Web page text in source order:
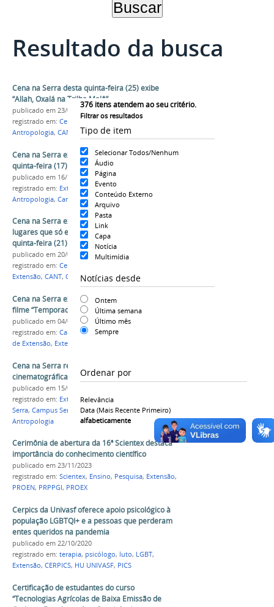
Resultado da busca
376 itens atendem ao seu critério.
Filtrar os resultados
Tipo de item
Selecionar Todos/Nenhum
Áudio
Página
Evento
Conteúdo Externo
Arquivo
Pasta
Link
Capa
Notícia
Multimídia
Notícias desde
Ontem
Última semana
Último mês
Sempre
Ordenar por
Relevância
Data (mais Recente Primeiro)
alfabeticamente
Cena na Serra desta quinta-feira (25) exibe
“Allah, Oxalá na Trilha Malê”
publicado em 23/08/2022
registrado em: Cena na Serra,Extensão,
Antropologia, CANT Campus Serra da Capivara
Cena na Serra exibe “Pelas Marginais” nesta
quinta-feira (17)
publicado em 16/11/2022
registrado em: Extensão Cinema,
Antropologia, Campus Serra da Capivara
Cena na Serra exibe documentário “Histórias de
lugares que só existem na memória” nesta
quinta-feira (21)
publicado em 20/07/2022
registrado em: Cena na Serra
Extensão, CANT, Campus Serra da Capivara
Cena na Serra exibirá nesta sexta-feira (6) o
filme “Temporada” em São Raimundo Nonato
publicado em 04/03/2020
registrado em: Campus Serra da Capivara
de Extensão, Extensão
Cena na Serra reinicia amanhã (16) exibições
cinematográficas em São Raimundo Nonato (PI)
publicado em 15/01/2020
registrado em: Extensão,Cultura
Serra, Campus Serra da Capivara ,Colegiado de
Antropologia
Cerimônia de abertura da 16ª Scientex destaca
importância do conhecimento científico
publicado em 23/11/2023
registrado em: Scientex, Ensino, Pesquisa, Extensão,
PROEN, PRPPGI, PROEX
Cerpics da Univasf oferece apoio psicológico à
população LGBTQI+ e a pessoas que perderam
entes queridos na pandemia
publicado em 22/10/2020
registrado em: terapia, psicólogo, luto, LGBT,
Extensão, CERPICS, HU UNIVASF, PICS
Certificação de estudantes do curso
“Tecnologias Agrícolas de Baixa Emissão de